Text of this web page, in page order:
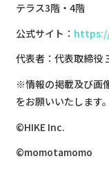
テラス3階・4階
公式サイト：
代表者：代表取締役
※情報の掲載及び画
をお願いいたします。
©HIKE Inc.
©︎momotamomo